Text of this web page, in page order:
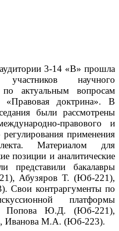
3-14 «В» прошла
научного
по актуальным вопросам
«Правовая доктрина». В
были рассмотрены
правового и
регулирования применения
Материалом для
позиции и аналитические
представили бакалавры
Абузяров Т. (Юб-221),
Свои контраргументы по
платформы
Попова Ю.Д. (Юб-221),
Иванова М.А. (Юб-223).